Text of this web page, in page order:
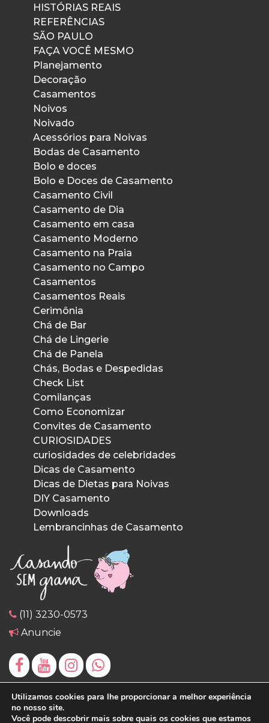
HISTÓRIAS REAIS
REFERÊNCIAS
SÃO PAULO
FAÇA VOCÊ MESMO
Planejamento
Decoração
Casamentos
Noivos
Noivado
Acessórios para Noivas
Bodas de Casamento
Bolo e doces
Bolo e Doces de Casamento
Casamento Civil
Casamento de Dia
Casamento em casa
Casamento Moderno
Casamento na Praia
Casamento no Campo
Casamentos
Casamentos Reais
Cerimônia
Chá de Bar
Chá de Lingerie
Chá de Panela
Chás, Bodas e Despedidas
Check List
Comilanças
Como Economizar
Convites de Casamento
CURIOSIDADES
curiosidades de celebridades
Dicas de Casamento
Dicas de Dietas para Noivas
DIY Casamento
Downloads
Lembrancinhas de Casamento
(11) 3230-0573
Anuncie
Utilizamos cookies para lhe proporcionar a melhor experiência
no nosso site.
Você pode descobrir mais sobre quais os cookies que estamos